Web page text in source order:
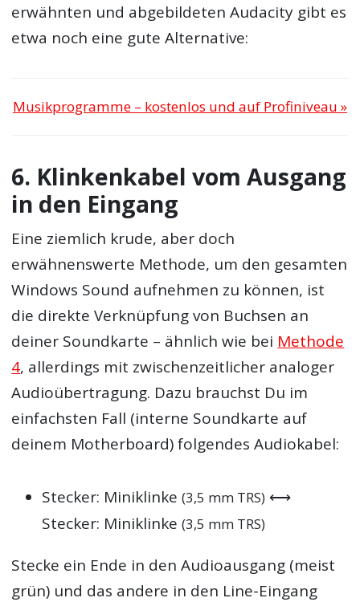
erwähnten und abgebildeten Audacity gibt es
etwa noch eine gute Alternative:
Musikprogramme – kostenlos und auf Profiniveau »
6. Klinkenkabel vom Ausgang
in den Eingang
Eine ziemlich krude, aber doch
erwähnenswerte Methode, um den gesamten
Windows Sound aufnehmen zu können, ist
die direkte Verknüpfung von Buchsen an
deiner Soundkarte – ähnlich wie bei Methode
4, allerdings mit zwischenzeitlicher analoger
Audioübertragung. Dazu brauchst Du im
einfachsten Fall (interne Soundkarte auf
deinem Motherboard) folgendes Audiokabel:
Stecker: Miniklinke(3,5 mm TRS) ⟷
Stecker: Miniklinke(3,5 mm TRS)
Stecke ein Ende in den Audioausgang (meist
grün) und das andere in den Line-Eingang